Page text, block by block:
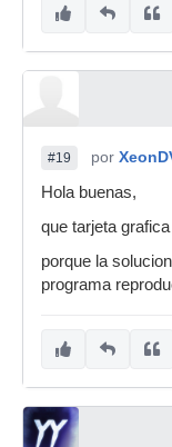
#19 por
Hola buenas,
que tarjeta
porque la
programa